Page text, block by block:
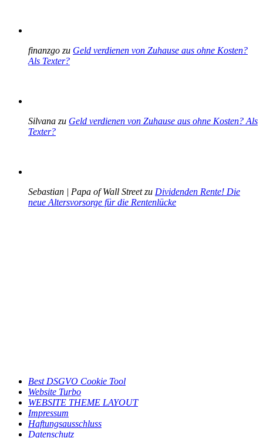
finanzgo zu Geld verdienen von Zuhause aus ohne Kosten?
Als Texter?
Silvana zu Geld verdienen von Zuhause aus ohne Kosten? Als
Texter?
Sebastian | Papa of Wall Street zu Dividenden Rente! Die
neue Altersvorsorge für die Rentenlücke
Best DSGVO Cookie Tool
Website Turbo
WEBSITE THEME LAYOUT
Impressum
Haftungsausschluss
Datenschutz